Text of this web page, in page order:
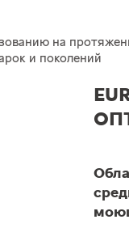
на
и поколений